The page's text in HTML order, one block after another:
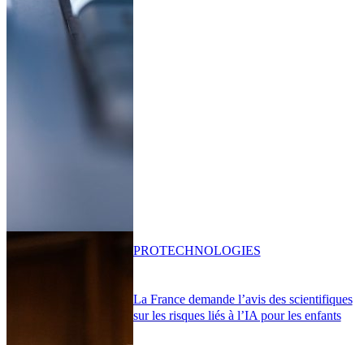
La France demande l’avis des scientifiques
sur les risques liés à l’IA pour les enfants
PROTECHNOLOGIES